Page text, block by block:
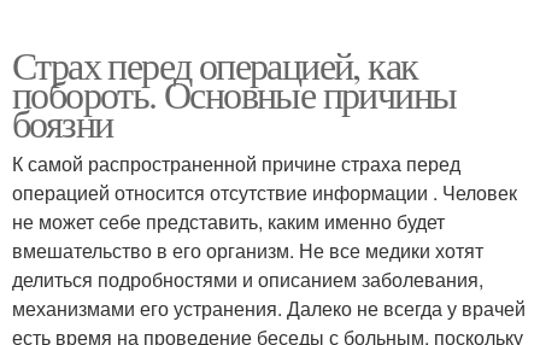
Страх перед операцией, как
побороть. Основные причины
боязни
К самой распространенной причине страха перед
операцией относится отсутствие информации . Человек
не может себе представить, каким именно будет
вмешательство в его организм. Не все медики хотят
делиться подробностями и описанием заболевания,
механизмами его устранения. Далеко не всегда у врачей
есть время на проведение беседы с больным, поскольку